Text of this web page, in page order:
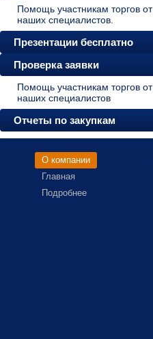
Помощь участникам торгов от
наших специалистов.
Презентации бесплатно
Проверка заявки
Помощь участникам торгов от
наших специалистов
Отчеты по закупкам
О компании
Главная
Подробнее